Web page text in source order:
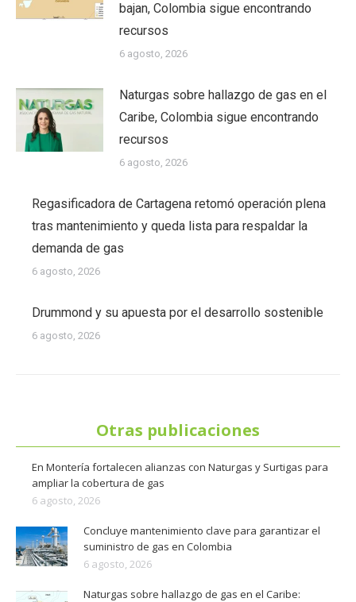
bajan, Colombia sigue encontrando
recursos
6 agosto, 2026
Naturgas sobre hallazgo de gas en el
Caribe, Colombia sigue encontrando
recursos
6 agosto, 2026
Regasificadora de Cartagena retomó operación plena
tras mantenimiento y queda lista para respaldar la
demanda de gas
6 agosto, 2026
Drummond y su apuesta por el desarrollo sostenible
6 agosto, 2026
Otras publicaciones
En Montería fortalecen alianzas con Naturgas y Surtigas para
ampliar la cobertura de gas
6 agosto, 2026
Concluye mantenimiento clave para garantizar el
suministro de gas en Colombia
6 agosto, 2026
Naturgas sobre hallazgo de gas en el Caribe: